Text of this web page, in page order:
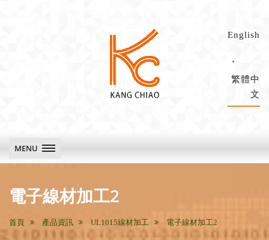
技
English
繁體中
文
MENU
main
電子線材加工2
首頁 產品資訊 UL1015線材加工 電子線材加工2